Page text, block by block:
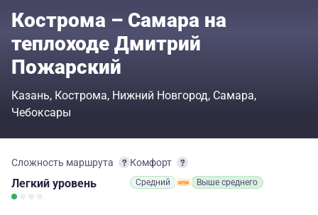
Кострома – Самара на
теплоходе Дмитрий
Пожарский
Казань Кострома Нижний Новгород Самара
Чебоксары
Сложность маршрута
Легкий уровень
Комфорт
Средний Выше среднего